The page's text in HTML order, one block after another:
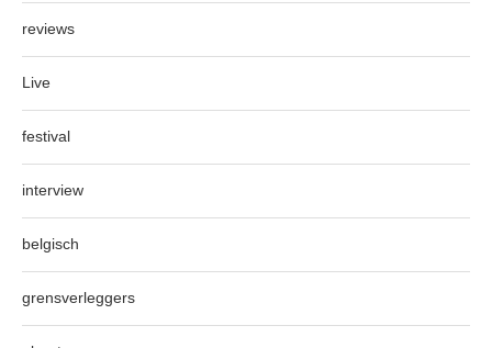
reviews
Live
festival
interview
belgisch
grensverleggers